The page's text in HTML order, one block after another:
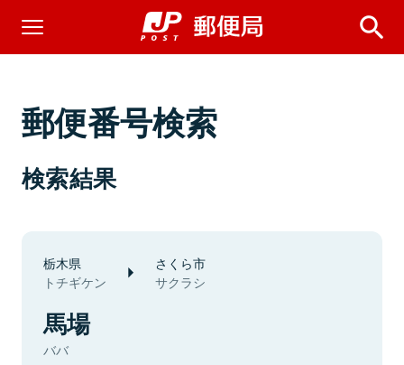
郵便番号検索
検索結果
栃木県
トチギケン
さくら市
サクラシ
馬場
ババ